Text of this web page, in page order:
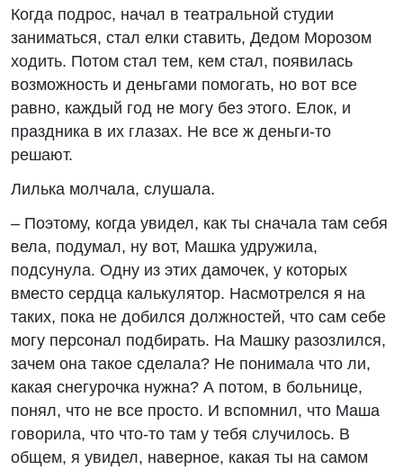
Когда подрос, начал в театральной студии
заниматься, стал елки ставить, Дедом Морозом
ходить. Потом стал тем, кем стал, появилась
возможность и деньгами помогать, но вот все
равно, каждый год не могу без этого. Елок, и
праздника в их глазах. Не все ж деньги-то
решают.
Лилька молчала, слушала.
– Поэтому, когда увидел, как ты сначала там себя
вела, подумал, ну вот, Машка удружила,
подсунула. Одну из этих дамочек, у которых
вместо сердца калькулятор. Насмотрелся я на
таких, пока не добился должностей, что сам себе
могу персонал подбирать. На Машку разозлился,
зачем она такое сделала? Не понимала что ли,
какая снегурочка нужна? А потом, в больнице,
понял, что не все просто. И вспомнил, что Маша
говорила, что что-то там у тебя случилось. В
общем, я увидел, наверное, какая ты на самом